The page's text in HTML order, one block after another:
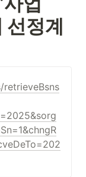
정계